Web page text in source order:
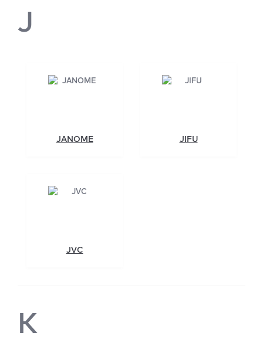
J
JANOME JIFU
JVC
K